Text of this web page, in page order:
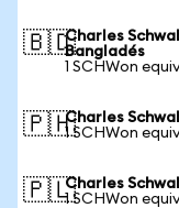
🇧🇩Charles
Bangladés
1 SCHWon
🇵🇭Charles
1 SCHWon
🇵🇱Charles
1 SCHWon